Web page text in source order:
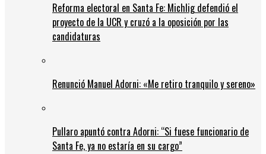
Reforma electoral en Santa Fe: Michlig defendió el
proyecto de la UCR y cruzó a la oposición por las
candidaturas
Renunció Manuel Adorni: «Me retiro tranquilo y sereno»
Pullaro apuntó contra Adorni: “Si fuese funcionario de
Santa Fe, ya no estaría en su cargo”